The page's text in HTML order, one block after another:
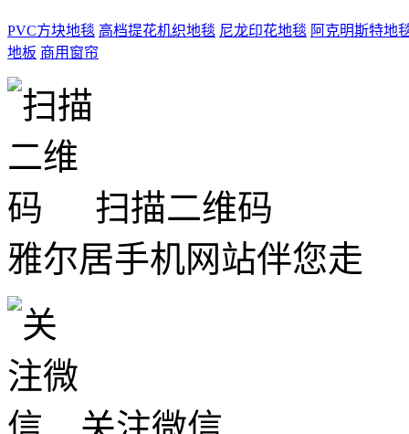
PVC方块地毯 高档提花机织地毯 尼龙印花地毯 阿克明斯特地
地板 商用窗帘
扫描二维码
雅尔居手机网站伴您走